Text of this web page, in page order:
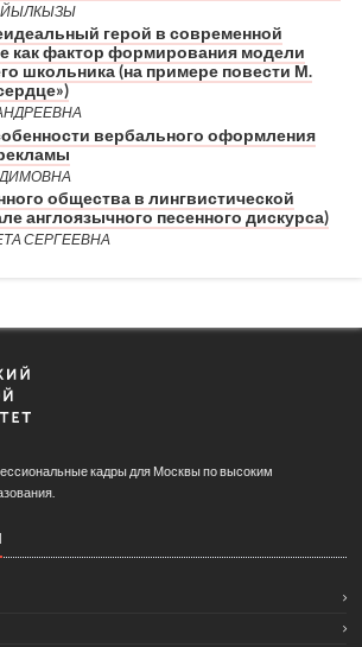
герой в современной
как фактор формирования модели
школьника (на примере повести М.
вербального оформления
общества в лингвистической
англоязычного песенного дискурса)
СЕРГЕЕВНА
кадры для Москвы по высоким